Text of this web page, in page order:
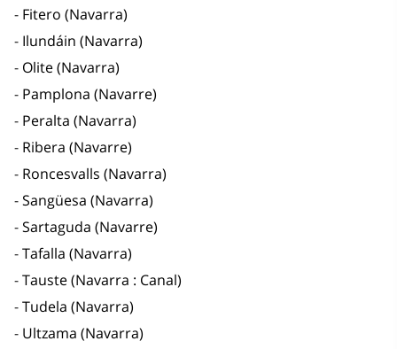
Fitero (Navarra)
Ilundáin (Navarra)
Olite (Navarra)
Pamplona (Navarre)
Peralta (Navarra)
Ribera (Navarre)
Roncesvalls (Navarra)
Sangüesa (Navarra)
Sartaguda (Navarre)
Tafalla (Navarra)
Tauste (Navarra : Canal)
Tudela (Navarra)
Ultzama (Navarra)